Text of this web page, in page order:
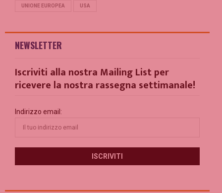
UNIONE EUROPEA USA
NEWSLETTER
Iscriviti alla nostra Mailing List per
ricevere la nostra rassegna settimanale!
Indirizzo email: